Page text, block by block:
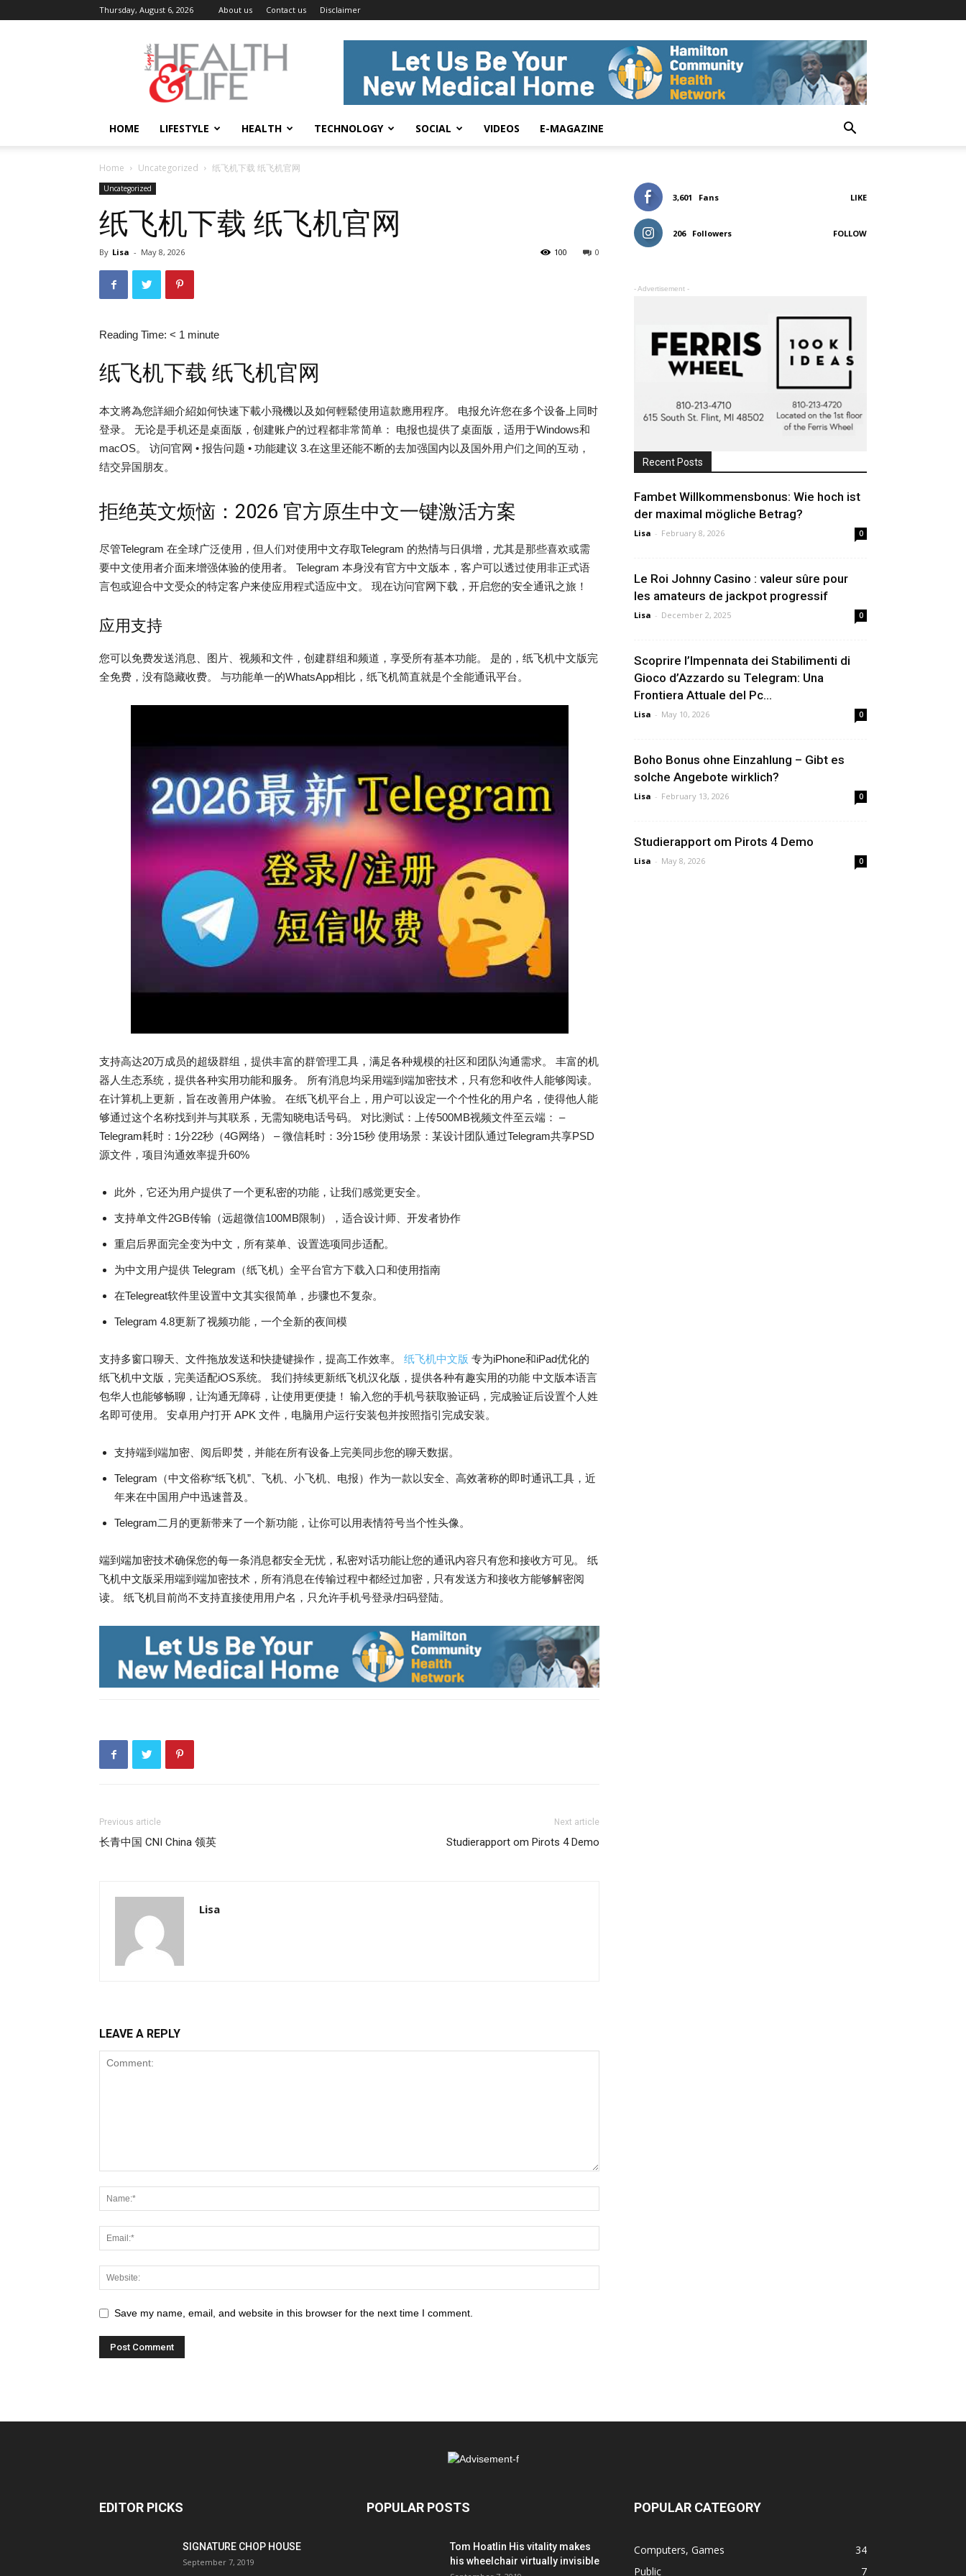
Thursday, August 6, 2026 About us Contact us Disclaimer
Kyyba
Health
and
Life
HOME LIFESTYLE HEALTH TECHNOLOGY SOCIAL VIDEOS E-MAGAZINE
Home Uncategorized 纸飞机下载 纸飞机官网
Uncategorized
纸飞机下载 纸飞机官网
By Lisa - May 8, 2026 0
100
Reading Time: < 1 minute
纸飞机下载 纸飞机官网
本文將為您詳細介紹如何快速下載小飛機以及如何輕鬆使用這款應用程序。 电报允许您在多个设备上同时
登录。 无论是手机还是桌面版，创建账户的过程都非常简单： 电报也提供了桌面版，适用于Windows和
macOS。 访问官网 • 报告问题 • 功能建议 3.在这里还能不断的去加强国内以及国外用户们之间的互动，
结交异国朋友。
拒绝英文烦恼：2026 官方原生中文一键激活方案
尽管Telegram 在全球广泛使用，但人们对使用中文存取Telegram 的热情与日俱增，尤其是那些喜欢或需
要中文使用者介面来增强体验的使用者。 Telegram 本身没有官方中文版本，客户可以透过使用非正式语
言包或迎合中文受众的特定客户来使应用程式适应中文。 现在访问官网下载，开启您的安全通讯之旅！
应用支持
您可以免费发送消息、图片、视频和文件，创建群组和频道，享受所有基本功能。 是的，纸飞机中文版完
全免费，没有隐藏收费。 与功能单一的WhatsApp相比，纸飞机简直就是个全能通讯平台。
支持高达20万成员的超级群组，提供丰富的群管理工具，满足各种规模的社区和团队沟通需求。 丰富的机
器人生态系统，提供各种实用功能和服务。 所有消息均采用端到端加密技术，只有您和收件人能够阅读。
在计算机上更新，旨在改善用户体验。 在纸飞机平台上，用户可以设定一个个性化的用户名，使得他人能
够通过这个名称找到并与其联系，无需知晓电话号码。 对比测试：上传500MB视频文件至云端： –
Telegram耗时：1分22秒（4G网络） – 微信耗时：3分15秒 使用场景：某设计团队通过Telegram共享PSD
源文件，项目沟通效率提升60%
此外，它还为用户提供了一个更私密的功能，让我们感觉更安全。
支持单文件2GB传输（远超微信100MB限制），适合设计师、开发者协作
重启后界面完全变为中文，所有菜单、设置选项同步适配。
为中文用户提供 Telegram（纸飞机）全平台官方下载入口和使用指南
在Telegreat软件里设置中文其实很简单，步骤也不复杂。
Telegram 4.8更新了视频功能，一个全新的夜间模
支持多窗口聊天、文件拖放发送和快捷键操作，提高工作效率。 纸飞机中文版 专为iPhone和iPad优化的
纸飞机中文版，完美适配iOS系统。 我们持续更新纸飞机汉化版，提供各种有趣实用的功能 中文版本语言
包华人也能够畅聊，让沟通无障碍，让使用更便捷！ 输入您的手机号获取验证码，完成验证后设置个人姓
名即可使用。 安卓用户打开 APK 文件，电脑用户运行安装包并按照指引完成安装。
支持端到端加密、阅后即焚，并能在所有设备上完美同步您的聊天数据。
Telegram（中文俗称“纸飞机”、飞机、小飞机、电报）作为一款以安全、高效著称的即时通讯工具，近
年来在中国用户中迅速普及。
Telegram二月的更新带来了一个新功能，让你可以用表情符号当个性头像。
端到端加密技术确保您的每一条消息都安全无忧，私密对话功能让您的通讯内容只有您和接收方可见。 纸
飞机中文版采用端到端加密技术，所有消息在传输过程中都经过加密，只有发送方和接收方能够解密阅
读。 纸飞机目前尚不支持直接使用用户名，只允许手机号登录/扫码登陆。
Previous article
长青中国 CNI China 领英
Next article
Studierapport om Pirots 4 Demo
Lisa
LEAVE A REPLY
Save my name, email, and website in this browser for the next time I comment.
3,601 Fans LIKE
206 Followers FOLLOW
- Advertisement -
Recent Posts
Fambet Willkommensbonus: Wie hoch ist
der maximal mögliche Betrag?
Lisa - February 8, 2026 0
Le Roi Johnny Casino : valeur sûre pour
les amateurs de jackpot progressif
Lisa - December 2, 2025 0
Scoprire l’Impennata dei Stabilimenti di
Gioco d’Azzardo su Telegram: Una
Frontiera Attuale del Pc...
Lisa - May 10, 2026 0
Boho Bonus ohne Einzahlung – Gibt es
solche Angebote wirklich?
Lisa - February 13, 2026 0
Studierapport om Pirots 4 Demo
Lisa - May 8, 2026 0
EDITOR PICKS
SIGNATURE CHOP HOUSE
September 7, 2019
POPULAR POSTS
Tom Hoatlin His vitality makes
his wheelchair virtually invisible
POPULAR CATEGORY
Computers, Games
34
Public
7